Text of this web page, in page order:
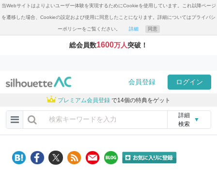
当Webサイトはよりよいユーザー体験を実現するためにCookieを使用しています。これ以降ページ
を遷移した場合、Cookieの設定および使用に同意したことになります。詳細についてはプライバシ
ーポリシーをご覧ください。 詳細 同意
総会員数1600万人突破！
会員登録 ログイン
プレミアム会員登録 で14個の特典をゲット
詳細
検索
▼